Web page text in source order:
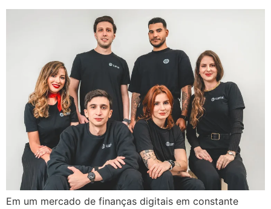
Em um mercado de finanças digitais em constante